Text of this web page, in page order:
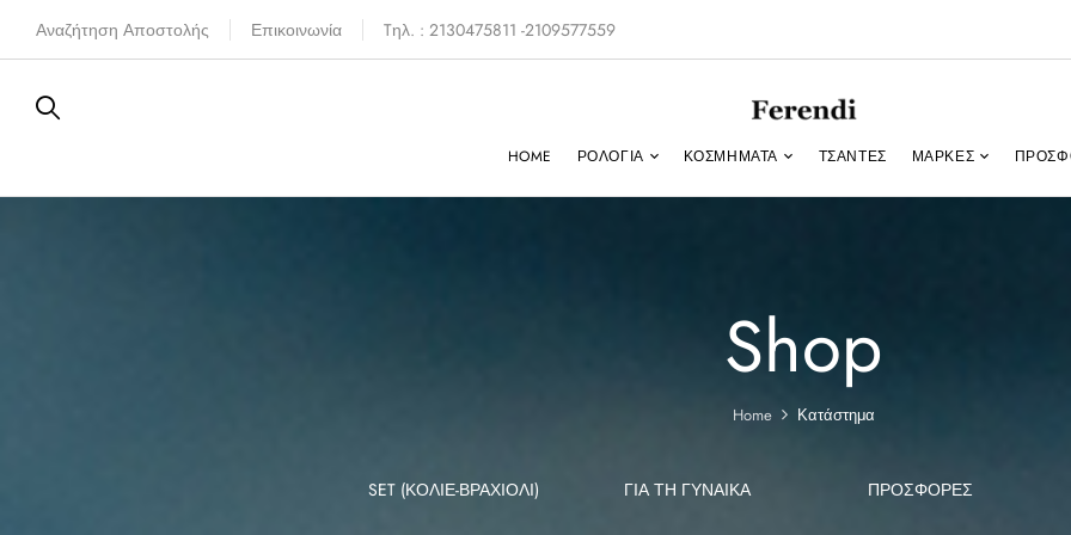
Αναζήτηση Αποστολής Επικοινωνία Tηλ. : 2130475811 -2109577559
HOME ΡΟΛΌΓΙΑ ΚΟΣΜΉΜΑΤΑ ΤΣΑΝΤΕΣ ΜΑΡΚΕΣ
Shop
Home Κατάστημα
SET (ΚΟΛΙΈ-ΒΡΑΧΙΌΛΙ) ΓΙΑ ΤΗ ΓΥΝΑΊΚΑ ΠΡΟΣΦΟΡΕΣ